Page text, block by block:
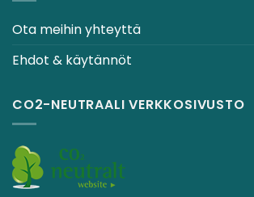
Ota meihin yhteyttä
Ehdot & käytännöt
CO2-NEUTRAALI VERKKOSIVUSTO